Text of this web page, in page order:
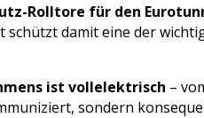
Rolltore für den
schützt damit eine der
ist vollelektrisch –
sondern